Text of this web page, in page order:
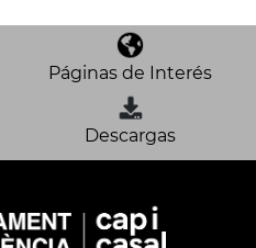
Páginas de Interés
Descargas